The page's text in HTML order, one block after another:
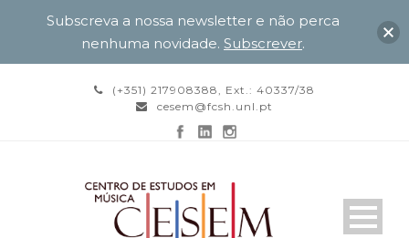
(+351) 217908388, Ext.: 40337/38
cesem@fcsh.unl.pt
Subscreva a nossa newsletter e não perca
nenhuma novidade. Subscrever.